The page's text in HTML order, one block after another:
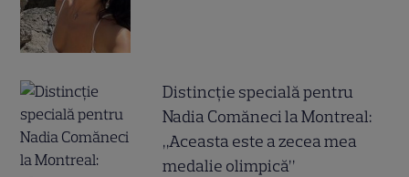
Distincție specială pentru
Nadia Comăneci la Montreal:
„Aceasta este a zecea mea
medalie olimpică”